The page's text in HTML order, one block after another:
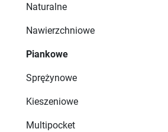
Naturalne
Nawierzchniowe
Piankowe
Sprężynowe
Kieszeniowe
Multipocket